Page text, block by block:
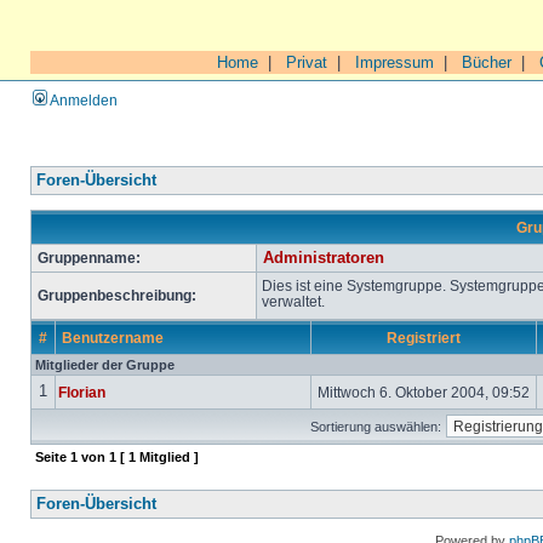
Home Privat Impressum Bücher|
Anmelden
Foren-Übersicht
Gruppenname:
Administratoren
Gruppenbeschreibung:
Dies ist eine Systemgruppe.
verwaltet.
# Benutzername Registriert
Mitglieder der Gruppe
1 Florian Mittwoch 6. Oktober 2004, 09:52
Sortierung auswählen:
Seite 1 von 1 [ 1 Mitglied ]
Foren-Übersicht